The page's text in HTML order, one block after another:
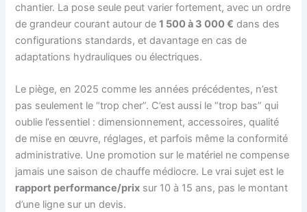
chantier. La pose seule peut varier fortement, avec un ordre
de grandeur courant autour de1 500 à 3 000 € dans des
configurations standards, et davantage en cas de
adaptations hydrauliques ou électriques.
Le piège, en 2025 comme les années précédentes, n’est
pas seulement le “trop cher”. C’est aussi le “trop bas” qui
oublie l’essentiel : dimensionnement, accessoires, qualité
de mise en œuvre, réglages, et parfois même la conformité
administrative. Une promotion sur le matériel ne compense
jamais une saison de chauffe médiocre. Le vrai sujet est le
rapport performance/prix sur 10 à 15 ans, pas le montant
d’une ligne sur un devis.